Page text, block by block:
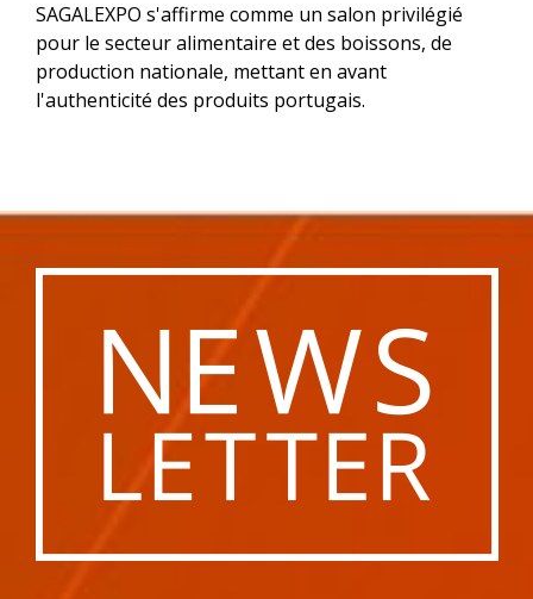
SAGALEXPO s'affirme comme un salon privilégié
pour le secteur alimentaire et des boissons, de
production nationale, mettant en avant
l'authenticité des produits portugais.